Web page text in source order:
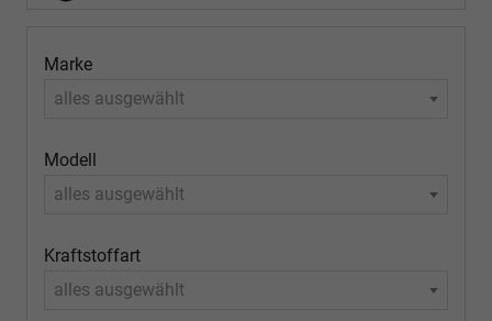
Marke
alles ausgewählt
Modell
alles ausgewählt
Kraftstoffart
alles ausgewählt